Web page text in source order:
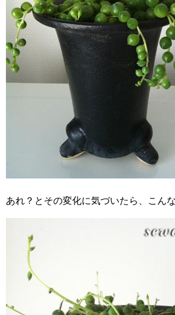
あれ？とその変化に気づいたら、こん